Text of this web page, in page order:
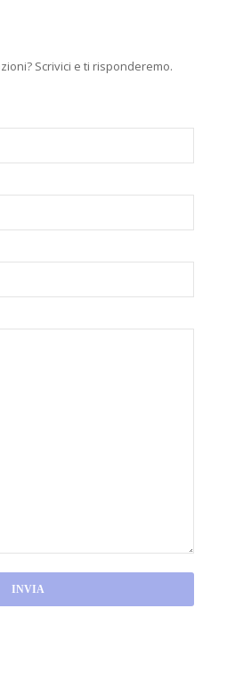
Scrivici e ti risponderemo.